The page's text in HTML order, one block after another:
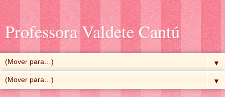
Professora Valdete Cantú
▼
▼